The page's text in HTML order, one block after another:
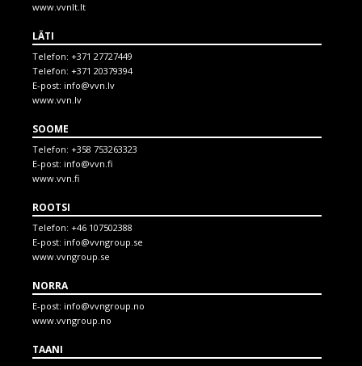
www.vvnlt.lt
LÄTI
Telefon: +371 27727449
Telefon: +371 20379394
E-post: info@vvn.lv
www.vvn.lv
SOOME
Telefon: +358 753263323
E-post: info@vvn.fi
www.vvn.fi
ROOTSI
Telefon: +46 107502388
E-post: info@vvngroup.se
www.vvngroup.se
NORRA
E-post: info@vvngroup.no
www.vvngroup.no
TAANI